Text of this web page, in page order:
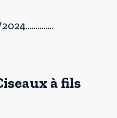
à fils